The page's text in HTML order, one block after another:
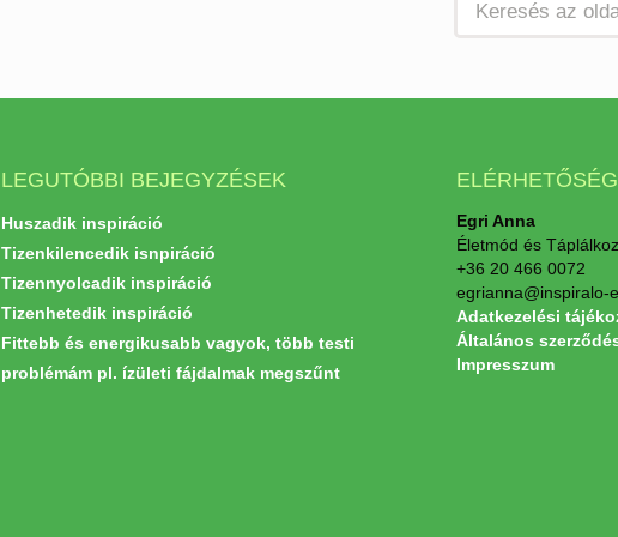
LEGUTÓBBI BEJEGYZÉSEK
Huszadik inspiráció
Tizenkilencedik isnpiráció
Tizennyolcadik inspiráció
Tizenhetedik inspiráció
Fittebb és energikusabb vagyok, több testi
problémám pl. ízületi fájdalmak megszűnt
Egri Anna
Életmód és
+36 20 466 0072
egrianna@inspiralo-
Adatkezelési
Általános
Impresszum